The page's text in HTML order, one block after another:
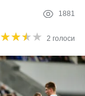
1881
★★★★
★★★★ 2 голоси